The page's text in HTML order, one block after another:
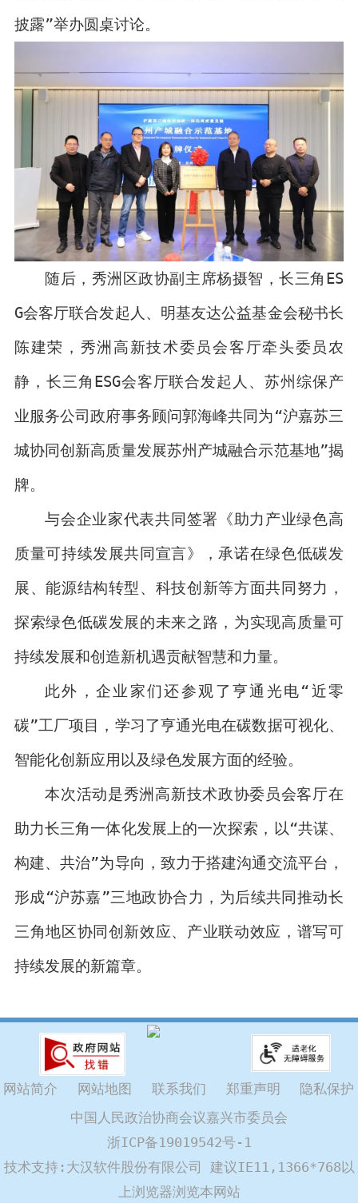
披露”举办圆桌讨论。
随后，秀洲区政协副主席杨摄智，长三角ES
G会客厅联合发起人、明基友达公益基金会秘书长
陈建荣，秀洲高新技术委员会客厅牵头委员农
静，长三角ESG会客厅联合发起人、苏州综保产
业服务公司政府事务顾问郭海峰共同为“沪嘉苏三
城协同创新高质量发展苏州产城融合示范基地”揭
牌。
与会企业家代表共同签署《助力产业绿色高
质量可持续发展共同宣言》，承诺在绿色低碳发
展、能源结构转型、科技创新等方面共同努力，
探索绿色低碳发展的未来之路，为实现高质量可
持续发展和创造新机遇贡献智慧和力量。
此外，企业家们还参观了亨通光电“近零
碳”工厂项目，学习了亨通光电在碳数据可视化、
智能化创新应用以及绿色发展方面的经验。
本次活动是秀洲高新技术政协委员会客厅在
助力长三角一体化发展上的一次探索，以“共谋、
构建、共治”为导向，致力于搭建沟通交流平台，
形成“沪苏嘉”三地政协合力，为后续共同推动长
三角地区协同创新效应、产业联动效应，谱写可
持续发展的新篇章。
网站简介 网站地图 联系我们 郑重声明
隐私保护
中国人民政治协商会议嘉兴市委员会
浙ICP备19019542号-1
技术支持:大汉软件股份有限公司 建议IE11,1366*768以
上浏览器浏览本网站